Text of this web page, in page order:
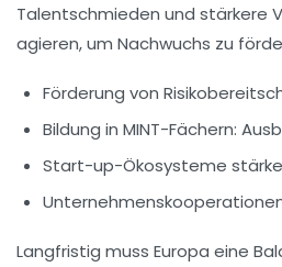
Talentschmieden und stärkere
agieren, um Nachwuchs zu
Förderung von
Bildung in MINT-Fächern:
Start-up-Ökosysteme
Langfristig muss Europa eine